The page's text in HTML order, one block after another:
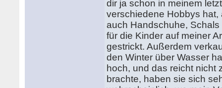
dir ja schon in meinem
verschiedene Hobbys
auch Handschuhe,
für die Kinder auf meiner
gestrickt. Außerdem
den Winter über Wasser
hoch, und das reicht nicht
brachte, haben sie sich